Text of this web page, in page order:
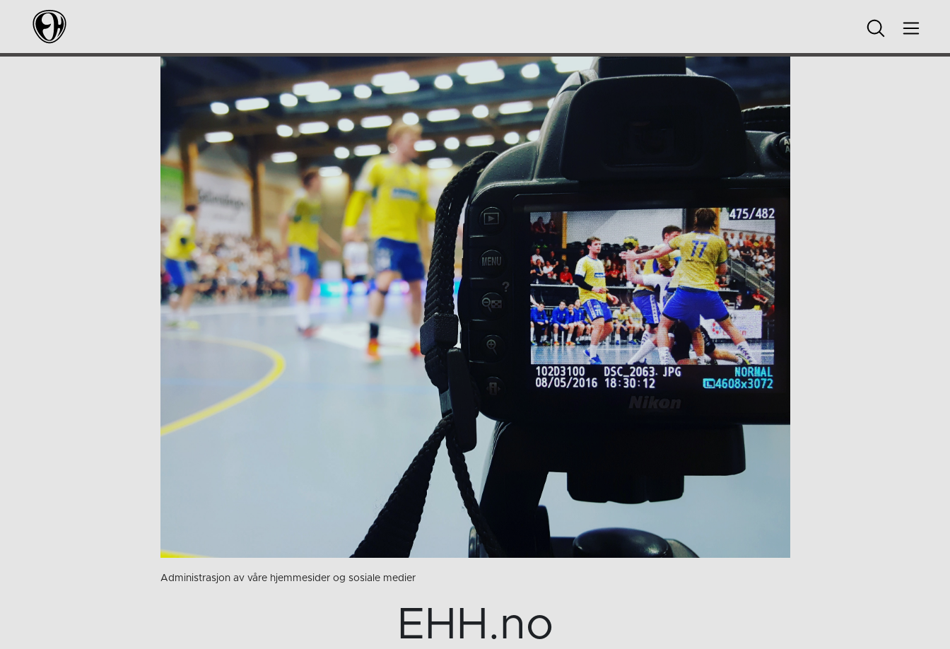
Administrasjon av våre hjemmesider og sosiale medier
EHH.no